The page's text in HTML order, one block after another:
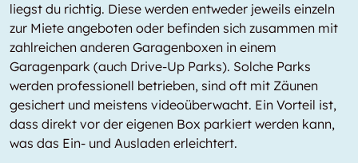
liegst du richtig. Diese werden entweder jeweils einzeln
zur Miete angeboten oder befinden sich zusammen mit
zahlreichen anderen Garagenboxen in einem
Garagenpark (auch Drive-Up Parks). Solche Parks
werden professionell betrieben, sind oft mit Zäunen
gesichert und meistens videoüberwacht. Ein Vorteil ist,
dass direkt vor der eigenen Box parkiert werden kann,
was das Ein- und Ausladen erleichtert.